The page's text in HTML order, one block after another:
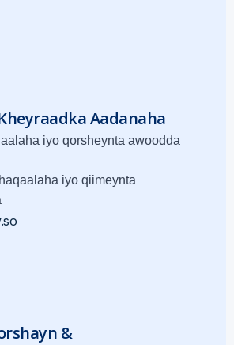
Aadanaha
iyo qorsheynta awoodda
iyo qiimeynta
&